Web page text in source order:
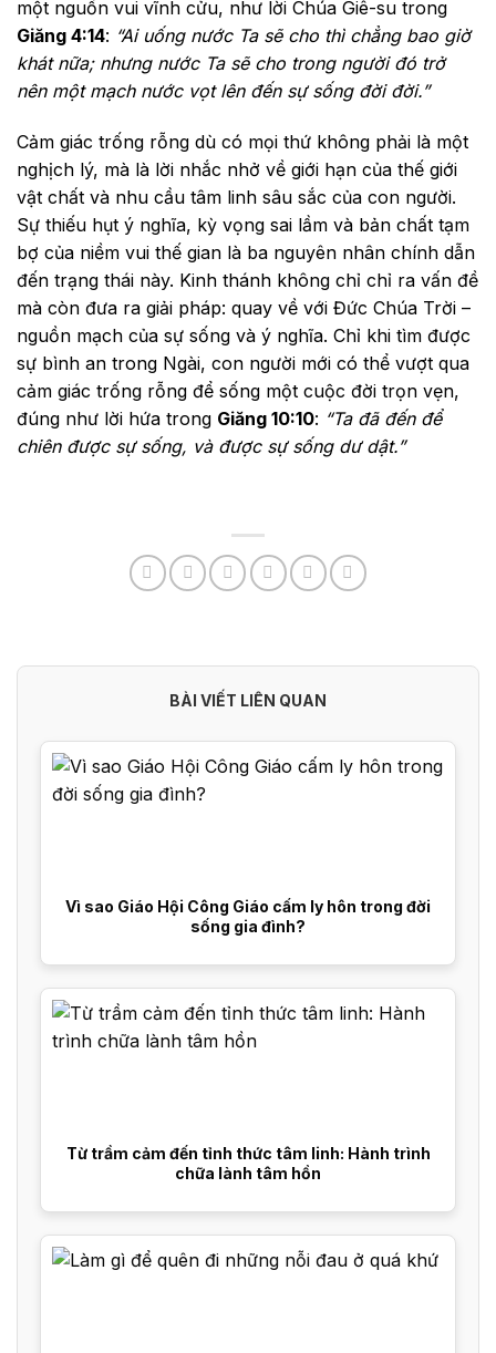
một nguồn vui vĩnh cửu, như lời Chúa Giê-su trong
Giăng 4:14: “Ai uống nước Ta sẽ cho thì chẳng bao giờ
khát nữa; nhưng nước Ta sẽ cho trong người đó trở
nên một mạch nước vọt lên đến sự sống đời đời.”
Cảm giác trống rỗng dù có mọi thứ không phải là một
nghịch lý, mà là lời nhắc nhở về giới hạn của thế giới
vật chất và nhu cầu tâm linh sâu sắc của con người.
Sự thiếu hụt ý nghĩa, kỳ vọng sai lầm và bản chất tạm
bợ của niềm vui thế gian là ba nguyên nhân chính dẫn
đến trạng thái này. Kinh thánh không chỉ chỉ ra vấn đề
mà còn đưa ra giải pháp: quay về với Đức Chúa Trời –
nguồn mạch của sự sống và ý nghĩa. Chỉ khi tìm được
sự bình an trong Ngài, con người mới có thể vượt qua
cảm giác trống rỗng để sống một cuộc đời trọn vẹn,
đúng như lời hứa trong Giăng 10:10: “Ta đã đến để
chiên được sự sống, và được sự sống dư dật.”
BÀI VIẾT LIÊN QUAN
Vì sao Giáo Hội Công Giáo cấm ly hôn trong đời
sống gia đình?
Từ trầm cảm đến tỉnh thức tâm linh: Hành trình
chữa lành tâm hồn